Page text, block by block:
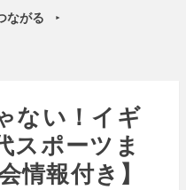
ながる ►
ない！イギ
スポーツま
情報付き】